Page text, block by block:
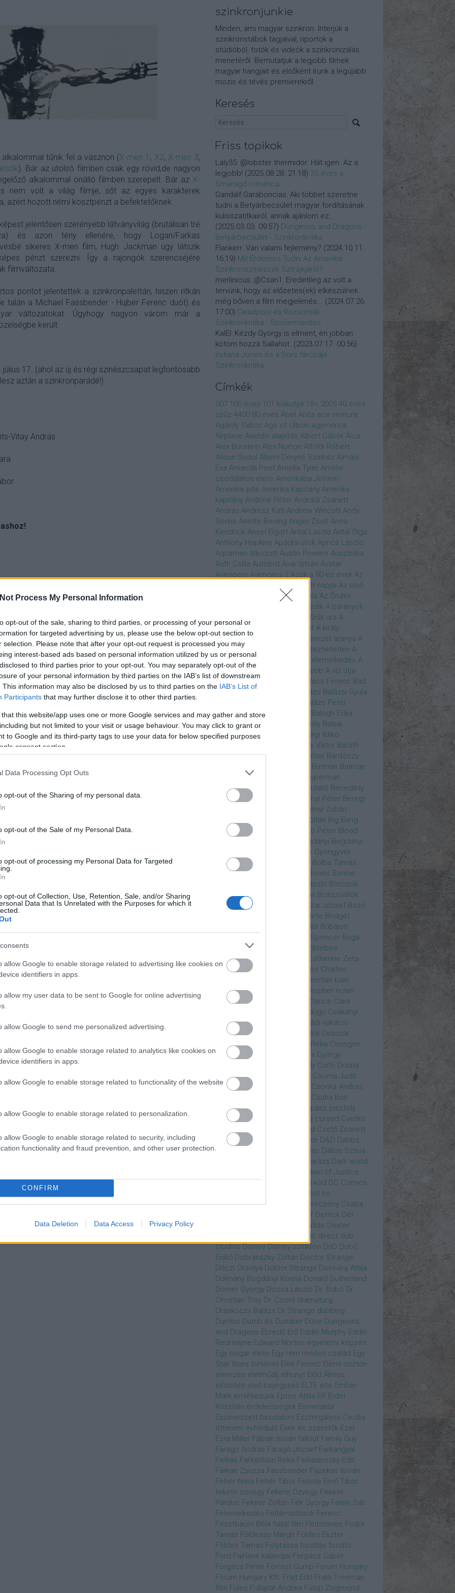
Process My Personal Information
opt-out of the sale, sharing to third parties, or processing of your personal or
for targeted advertising by us, please use the below opt-out section to
selection. Please note that after your opt-out request is processed you may
interest-based ads based on personal information utilized by us or personal
to third parties prior to your opt-out. You may separately opt-out of the
of your personal information by third parties on the IAB’s list of downstream
This information may also be disclosed by us to third parties on the IAB’s List of
Participants that may further disclose it to other third parties.
that this website/app uses one or more Google services and may gather and store
but not limited to your visit or usage behaviour. You may click to grant or
to Google and its third-party tags to use your data for below specified purposes
consent section.
Data Processing Opt Outs
opt-out of the Sharing of my personal data.
opt-out of the Sale of my Personal Data.
opt-out of processing my Personal Data for Targeted
opt-out of Collection, Use, Retention, Sale, and/or Sharing
Data that Is Unrelated with the Purposes for which it
allow Google to enable storage related to advertising like cookies on
identifiers in apps.
allow my user data to be sent to Google for online advertising
allow Google to send me personalized advertising.
allow Google to enable storage related to analytics like cookies on
identifiers in apps.
allow Google to enable storage related to functionality of the website
allow Google to enable storage related to personalization.
allow Google to enable storage related to security, including
functionality and fraud prevention, and other user protection.
CONFIRM
Data Deletion Data Access Privacy Policy
tűnik fel a vásznon (X-men 1 , X2, X-men 3,
). Bár az utolsó filmben csak egy rövid,de nagyon
alkalommal önálló filmben szerepelt. Bár az X-
nem volt a világ filmje, sőt az egyes karakterek
azért hozott némi kosztpénzt a befektetőknek.
jelentősen szerényebb látványvilág (brutálisan tré
és azon tény ellenére, hogy Logan/Farkas
sikeres X-men film, Hugh Jackman úgy látszik
pénzt szerezni. Így a rajongók szerencséjére
filmváltozata.
pontot jelentettek a szinkronpalettán, hiszen ritkán
talán a Michael Fassbender - Hujber Ferenc duót) és
változatokat. Úgyhogy nagyon várom már a
került:
július 17. (ahol az új és régi színészcsapat legfontosabb
aztán a szinkronparádé!)
Vitay András
X-men Farkas Reviczky Gábor
trackback címe:
api/trackback/id/5184081
Kommentek:
felhasználói tartalomnak minősülnek, értük a
nem vállal, azokat nem ellenőrzi. Kifogás esetén forduljon a blog
2013.04.16. 21:06:24
blogban az utóbbi idők egyik legjobban sikerült
magyar hangsávjáról? :))
! ‐Belépés Facebookkal
szinkronjunkie
Minden, ami magyar szinkron. Interjúk a
szinkronstábok tagjaival, riportok a
stúdióból, fotók és videók a szinkronizálás
menetéről. Bemutatjuk a legjobb filmek
magyar hangjait és elsőként írunk a legújabb
mozis és tévés premierekről.
Keresés
Friss topikok
Laly35: @lobster thermidor: Hát igen. Az a
legjobb! (2025.08.28. 21:18) 35 éves a
Smaragd románca
Gandalf Garaboncias: Aki többet szeretne
tudni a Betyárbecsület magyar fordításának
kulisszatitkairól, annak ajánlom ez...
(2025.03.03. 09:57) Dungeons and Dragons -
Betyárbecsület - Szinkronkritika
Flankerr: Van valami fejlemény? (2024.10.11.
16:19) Mit Érdemes Tudni Az Amerikai
Szinkronszínészek Sztrájkjáról?
merlinicus: @Csan1: Eredetileg az volt a
tervünk, hogy az előzetes(ek) elkészülnek
még bőven a film megjelenés... (2024.07.26.
17:00) Deadpool és Rozsomák -
Szinkronkritika - Spoilermentes
KalEl: Kézdy György is elment, én jobban
kötöm hozzá Sallahot. (2023.07.17. 00:56)
Indiana Jones és a Sors tárcsája -
Szinkronkritika
Címkék
007 100 éves 101 kiskutya 18+ 2005 40 éves
szűz 4400 80 éves Ábel Anita ace ventura
Agárdy Gábor Age of Ultron agymenok
Airplane Aladdin alapítás Albert Gábor Álca
Alex Borstein Alex Norton Alföldi Róbert
Alison Sudol Állami Déryné Színház Almási
Éva Amanda Peet Amelia Tyler Amélie
csodálatos élete Amerikába Jöttem
Amerikai pite Amerika Kapitány Amerika
kapitány Andorai Péter Andrádi Zsanett
András Andresz Kati Andrew Wincott Andy
Serkis Anette Bening Anger Zsolt Anna
Kendrick Ansel Elgort Antal László Antal Olga
Anthony Hopkins Apádra ütök Aprics László
Aquaman átkozott Austin Powers Ausztrália
Auth Csilla Autobot Avar István Avatar
Avengers Avengers 2 Azok a 90-es évek Az
Az eljövendő múlt napjai Az első
Az igazság hajnala Az Őrület
Az Utolsó Jedik A bárányok
A gyűrűk ura A
Hangya és a Darázs
A hobbit A király
beszéde A kis hableány A nemzet aranya A
Notre Dame i toronyőr
A sebezhetetlen A
sötét lovag A sötét lovag - Felemelkedés A
szomszéd nője mindig zöldebb A víz útja
Baby Driver Bácskai János Bács Ferenc Bad
Boys Bajos csajok Balázs Balázsi Gyula
Balázs Péter
Baldurs Gate 3
Balogh Erika
Balogh Mix Stúdió
Balog Mihály Balsai
Mónika Bánfalvi Eszter
Bánsági Ildikó
Baradlay Viktor Baráth
István Barát Attia Barbinek Péter Bardóczy
Batman Batman
Superman ellen
Batman v Superman
Beetlejuice
bemutató Benedikty
Marcell
Benkő Péter Bercsényi Péter Beregi
Berzsenyi Zoltán
Bezerédi Zoltán Big Bang
Media Kft.
Blake Lively Blaskó Péter Blood
Bogdányi Bogdányi
Bognár Gyöngyvér
Bognár Tamás
Bolba Tamás
Boldog Gábor
Bones Bonnie
Borbély László Börcsök
Enikő Boros Zoltán Bor Zoltán Bosszúállók
Botár Endre
Bozai József Bozó
Brian élete Bridget
Bruce Willis Bűbájos
Bud Spencer Buga
bukott birodalom
Bumblebee
Cameron Diaz
Catherine Zeta-
Jones CD Projekt Red Charles Charles
christian bale
Christopher Eccleston
christopher nolan
Chris Hemsworth
Clarice Clark
Crespo Rodrigo Csákányi
Eszter Csákányi László
Családi vakáció
Csankó Zoltán
Császár Angela Császár
Róbert Cseke Péter Csellár Réka Csengeri
Attila
Csere Ágnes
Cserhalmi György
Csiby Gergely Csifó Dorina
Csillagok Háborúja
Csodanő Csoma Judit
Csomós Mari
Csonka András
Csuha Bori
Csuha Lajos
Csupasz pisztoly
Csurka László
Csűrös Karola cursed Cvetkó
Czető Roland Czető Zsanett
Czigány Judit
Czvetkó Sándor D&D Dabbs
Greer
Dallas Dallos Szilvia
Darázs Dark world
Dawn of Justice
Days of Future Past
Da Vinci-kód DC Comics
Deadpool és
Rozsomák Dead To Me
Debreczeny Csaba
Denevérember Derrick Dér
Devora Wilde Dexter
díjátadó direct dub
studios Disney Disney szinkron DnD Dobó
Enikő Dobránszky Zoltán Doctor Strange
Dóczi Orsolya Doktor Strange Dolmány Attila
Dolmány Bogdányi Korina Donald Sutherland
Dörner György Dózsa László Dr. Bubó Dr.
Christian Troy Dr. Csont dramaturg
Draskóczy Balázs Dr Strange dubbing
Dumbo Dumb és Dumber Dűne Dungeons
and Dragons Ébredő Erő Eddie Murphy Eddie
Redmayne Edward Norton egyetemi képzés
Egy bogár élete Egy rém rendes család Egy
Star Wars történet Elek Ferenc Elemi ösztön
elemzés életműdíj elhunyt Előd Álmos
előzetes első bejegyzés ELTE elte Ember
Márk emlékezünk Epres Attila ER Erdei
Krisztián érdekességek Esmeralda
Eszeveszett birodalom Esztergályos Cecília
étterem évforduló Exek és szeretők Ezel
Ezra Miller Fábián István fallout Family Guy
Faragó András Faragó József Farkangyal
Farkas Farkasházi Réka Farkasinszky Edit
Farkas Zsuzsa Fassbender Fazekas István
Fehér Anna Fehér Tibor Fekete Ernő Tibor
fekete özvegy Fekete Özvegy Fekete
Párduc Fekete Zoltán Fék György Feleki Sári
Felemelkedés Feltámadások Ferenc
Fesztbaum Béla fiatal film Flintstones Fodor
Tamás Földessy Margit Földes Eszter
Földes Tamás Folytassa fordítás fordító
Ford Fairlane kalandjai Forgács Gábor
Forgács Péter Forrest Gump Forum Hungary
Fórum Hungary Kft. Frajt Edit Frakk Freeman
film Füles Fullajtár Andrea Fülöp Zsigmond